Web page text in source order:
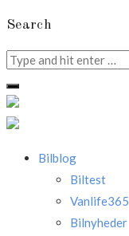
Search
Search
for:
Bilblog
Biltest
Vanlife365
Bilnyheder